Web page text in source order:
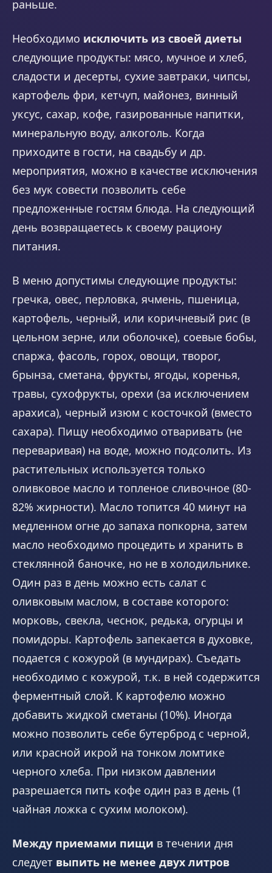
раньше.
Необходимо исключить из своей диеты
следующие продукты: мясо, мучное и хлеб,
сладости и десерты, сухие завтраки, чипсы,
картофель фри, кетчуп, майонез, винный
уксус, сахар, кофе, газированные напитки,
минеральную воду, алкоголь. Когда
приходите в гости, на свадьбу и др.
мероприятия, можно в качестве исключения
без мук совести позволить себе
предложенные гостям блюда. На следующий
день возвращаетесь к своему рациону
питания.
В меню допустимы следующие продукты:
гречка, овес, перловка, ячмень, пшеница,
картофель, черный, или коричневый рис (в
цельном зерне, или оболочке), соевые бобы,
спаржа, фасоль, горох, овощи, творог,
брынза, сметана, фрукты, ягоды, коренья,
травы, сухофрукты, орехи (за исключением
арахиса), черный изюм с косточкой (вместо
сахара). Пищу необходимо отваривать (не
переваривая) на воде, можно подсолить. Из
растительных используется только
оливковое масло и топленое сливочное (80-
82% жирности). Масло топится 40 минут на
медленном огне до запаха попкорна, затем
масло необходимо процедить и хранить в
стеклянной баночке, но не в холодильнике.
Один раз в день можно есть салат с
оливковым маслом, в составе которого:
морковь, свекла, чеснок, редька, огурцы и
помидоры. Картофель запекается в духовке,
подается с кожурой (в мундирах). Съедать
необходимо с кожурой, т.к. в ней содержится
ферментный слой. К картофелю можно
добавить жидкой сметаны (10%). Иногда
можно позволить себе бутерброд с черной,
или красной икрой на тонком ломтике
черного хлеба. При низком давлении
разрешается пить кофе один раз в день (1
чайная ложка с сухим молоком).
Между приемами пищи в течении дня
следует выпить не менее двух литров